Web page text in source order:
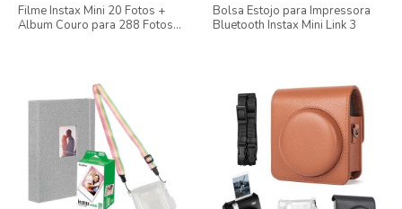
Filme Instax Mini 20 Fotos +
Album Couro para 288 Fotos
Bolsa Estojo para Impressora
Bluetooth Instax Mini Link 3